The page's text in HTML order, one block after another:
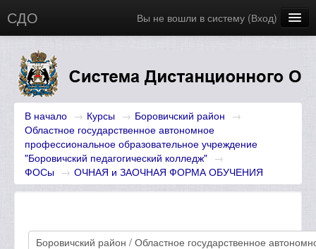
СДО Вы не вошли в систему (Вход)
Новости
Русский (ru)
В начало → Курсы → Боровичский район →
Областное государственное автономное
профессиональное образовательное учреждение
"Боровичский педагогический колледж" →
ФОСы → ОЧНАЯ и ЗАОЧНАЯ ФОРМА ОБУЧЕНИЯ